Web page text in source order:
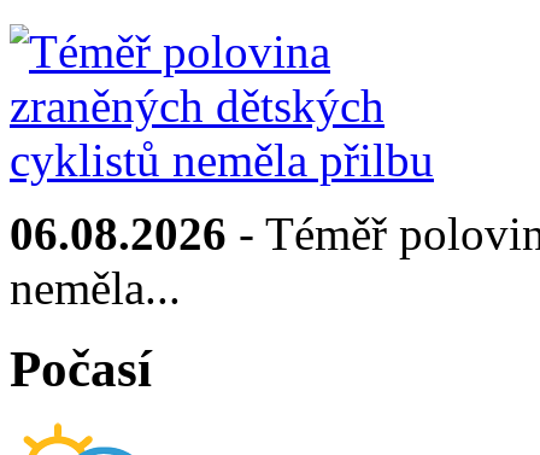
06.08.2026 - Téměř
neměla...
Počasí